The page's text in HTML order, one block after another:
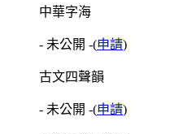
中華字海
- 未公開 -(申請)
古文四聲韻
- 未公開 -(申請)